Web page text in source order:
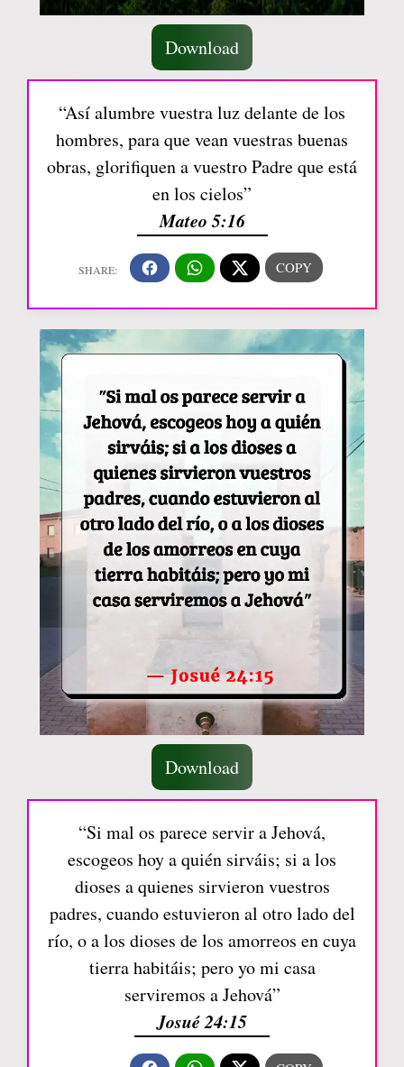
Download
“Así alumbre vuestra luz delante de los
hombres, para que vean vuestras buenas
obras, glorifiquen a vuestro Padre que está
en los cielos”
Mateo 5:16
Download
“Si mal os parece servir a Jehová,
escogeos hoy a quién sirváis; si a los
dioses a quienes sirvieron vuestros
padres, cuando estuvieron al otro lado del
río, o a los dioses de los amorreos en cuya
tierra habitáis; pero yo mi casa
serviremos a Jehová”
Josué 24:15